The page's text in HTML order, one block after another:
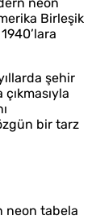
neon
Birleşik
şehir
bir tarz
neon tabela